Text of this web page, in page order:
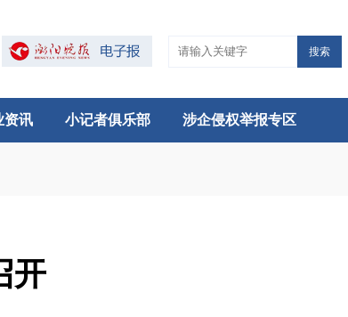
搜索
资讯 小记者俱乐部 涉企侵权举报专区
开